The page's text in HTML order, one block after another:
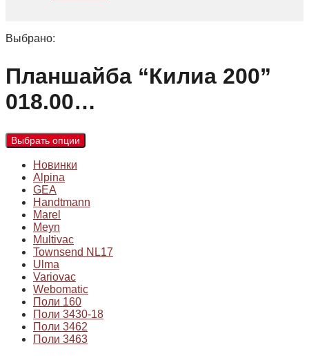
Выбрано:
Планшайба “Килиа 200”
018.00…
Выбрать опции
Новинки
Alpina
GEA
Handtmann
Marel
Meyn
Multivac
Townsend NL17
Ulma
Variovac
Webomatic
Поли 160
Поли 3430-18
Поли 3462
Поли 3463